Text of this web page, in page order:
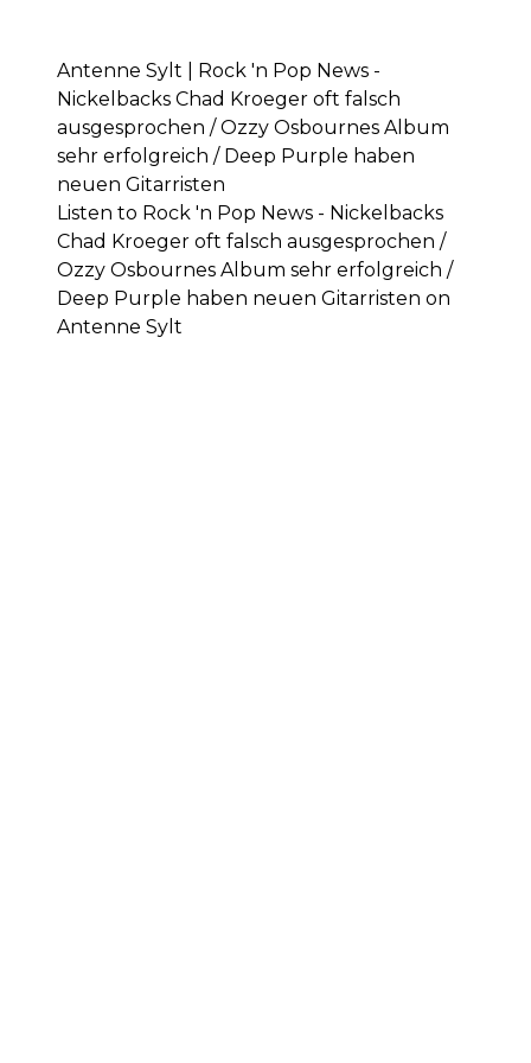
Antenne Sylt | Rock 'n Pop News -
Nickelbacks Chad Kroeger oft falsch
ausgesprochen / Ozzy Osbournes Album
sehr erfolgreich / Deep Purple haben
neuen Gitarristen
Listen to Rock 'n Pop News - Nickelbacks
Chad Kroeger oft falsch ausgesprochen /
Ozzy Osbournes Album sehr erfolgreich /
Deep Purple haben neuen Gitarristen on
Antenne Sylt